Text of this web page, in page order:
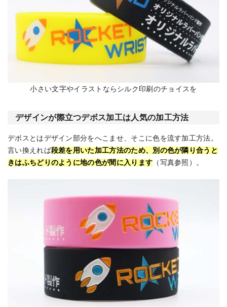
小さい文字やイラストならシルク印刷のチョイスを
デザインが際立つデボス加工は人気の加工方法
デボスとはデザイン部分をへこませ、そこに色を流す加工方法。
言い換えれば段差を用いた加工方法のため、別の色が隣り合うと
きはふちどりのように地の色が間に入ります （写真参照）。